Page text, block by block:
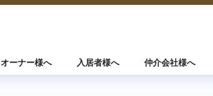
オーナー様へ 入居者様へ 仲介会社様へ